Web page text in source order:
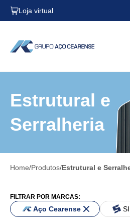
Loja virtual
Estrutural e
Serralheria
Home Produtos Estrutural e
FILTRAR POR MARCAS:
Aço Cearense